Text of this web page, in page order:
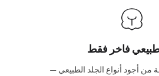
فاخر فقط
أجود أنواع الجلد الطبيعي —